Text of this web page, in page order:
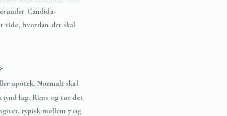
Candida-
vide, hvordan det skal
apotek. Normalt skal
lag. Rens og tør det
typisk mellem 7 og